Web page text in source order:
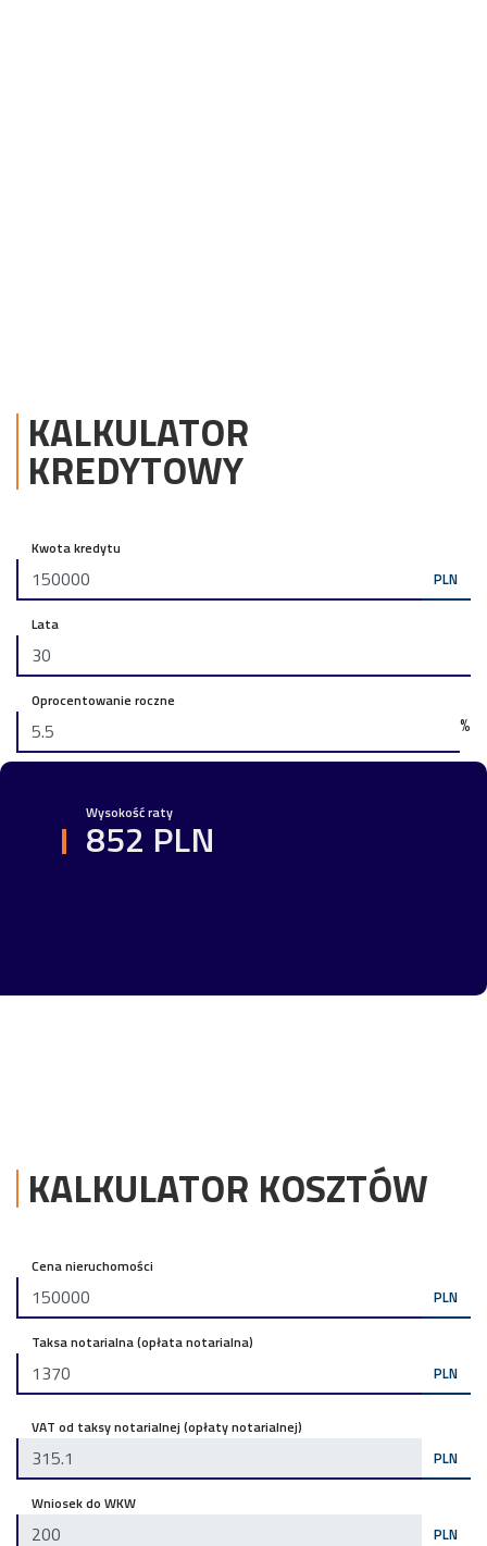
KALKULATOR
KREDYTOWY
Kwota kredytu
PLN
Lata
Oprocentowanie roczne
%
Wysokość raty
852 PLN
KALKULATOR KOSZTÓW
Cena nieruchomości
PLN
Taksa notarialna (opłata notarialna)
PLN
VAT od taksy notarialnej (opłaty notarialnej)
PLN
Wniosek do WKW
PLN